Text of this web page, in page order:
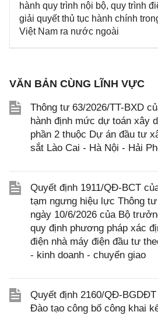
hành quy trình nội bộ, quy trình
giải quyết thủ tục hành chính
Việt Nam ra nước ngoài
VĂN BẢN CÙNG LĨNH VỰC
Thông tư 63/2026/TT-BXD
hành định mức dự toán xây
phần 2 thuộc Dự án đầu tư
sắt Lào Cai - Hà Nội - Hải
Quyết định 1911/QĐ-BCT
tạm ngưng hiệu lực Thông
ngày 10/6/2026 của Bộ
quy định phương pháp xác
điện nhà máy điện đầu tư
- kinh doanh - chuyển giao
Quyết định 2160/QĐ-
Đào tạo công bố công khai